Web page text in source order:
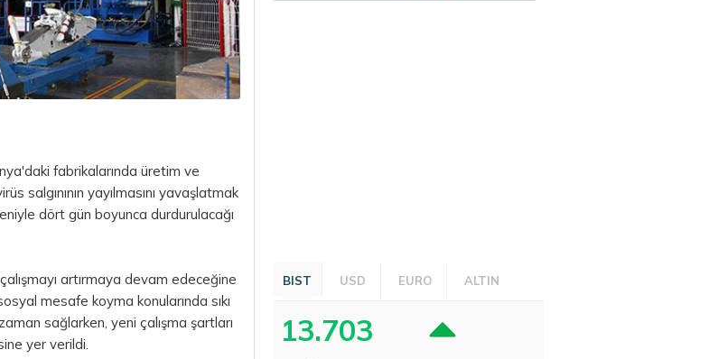
fabrikalarında üretim ve
salgınının yayılmasını yavaşlatmak
dört gün boyunca durdurulacağı
artırmaya devam edeceğine
mesafe koyma konularında sıkı
sağlarken, yeni çalışma şartları
yer verildi.
BIST USD EURO ALTIN
13.703